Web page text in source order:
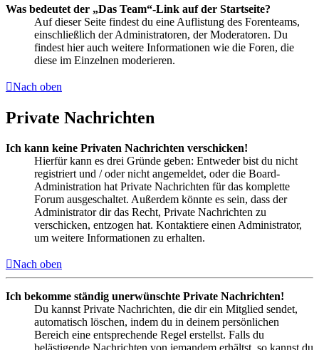
Was bedeutet der „Das Team“-Link auf der Startseite?
Auf dieser Seite findest du eine Auflistung des Forenteams,
einschließlich der Administratoren, der Moderatoren. Du
findest hier auch weitere Informationen wie die Foren, die
diese im Einzelnen moderieren.
Nach oben
Private Nachrichten
Ich kann keine Privaten Nachrichten verschicken!
Hierfür kann es drei Gründe geben: Entweder bist du nicht
registriert und / oder nicht angemeldet, oder die Board-
Administration hat Private Nachrichten für das komplette
Forum ausgeschaltet. Außerdem könnte es sein, dass der
Administrator dir das Recht, Private Nachrichten zu
verschicken, entzogen hat. Kontaktiere einen Administrator,
um weitere Informationen zu erhalten.
Nach oben
Ich bekomme ständig unerwünschte Private Nachrichten!
Du kannst Private Nachrichten, die dir ein Mitglied sendet,
automatisch löschen, indem du in deinem persönlichen
Bereich eine entsprechende Regel erstellst. Falls du
belästigende Nachrichten von jemandem erhältst, so kannst du